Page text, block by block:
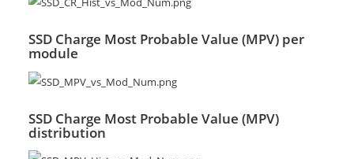
SSD Charge Most Probable Value (MPV) per
module
SSD Charge Most Probable Value (MPV)
distribution